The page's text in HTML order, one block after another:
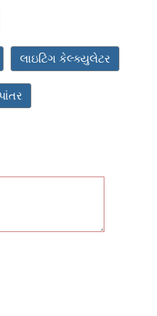
લાઇટિંગ કેલ્ક્યુલેટર